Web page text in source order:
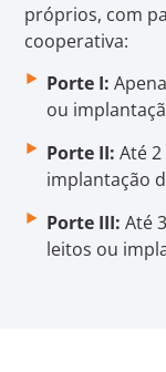
próprios, com
cooperativa:
Porte I:
ou
Porte II: Até
implantação
Porte III: Até
leitos ou